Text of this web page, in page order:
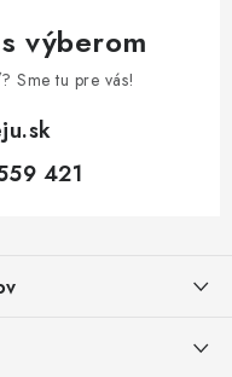
výberom
Sme tu pre vás!
421